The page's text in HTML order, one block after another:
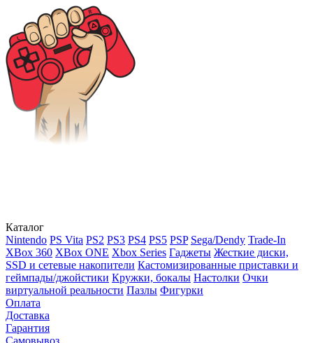
Каталог
Nintendo PS Vita PS2 PS3 PS4 PS5 PSP Sega/Dendy Trade-In
XBox 360 XBox ONE Xbox Series Гаджеты Жесткие диски,
SSD и сетевые накопители Кастомизированные приставки и
геймпады/джойстики Кружки, бокалы Настолки Очки
виртуальной реальности Пазлы Фигурки
Оплата
Доставка
Гарантия
Самовывоз